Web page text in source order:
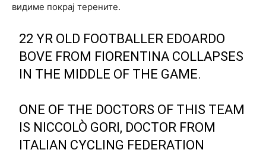
видиме покрај терените.
22 YR OLD FOOTBALLER EDOARDO
BOVE FROM FIORENTINA COLLAPSES
IN THE MIDDLE OF THE GAME.
ONE OF THE DOCTORS OF THIS TEAM
IS NICCOLÒ GORI, DOCTOR FROM
ITALIAN CYCLING FEDERATION